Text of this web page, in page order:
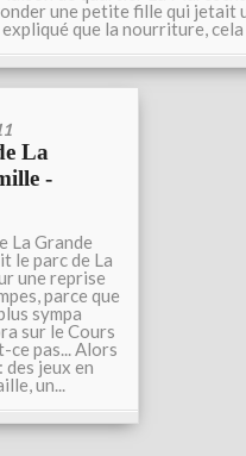
une petite fille qui jetait
que la nourriture, cela
La
-
La Grande
le parc de La
une reprise
parce que
sympa
sur le Cours
ce pas... Alors
des jeux en
un...